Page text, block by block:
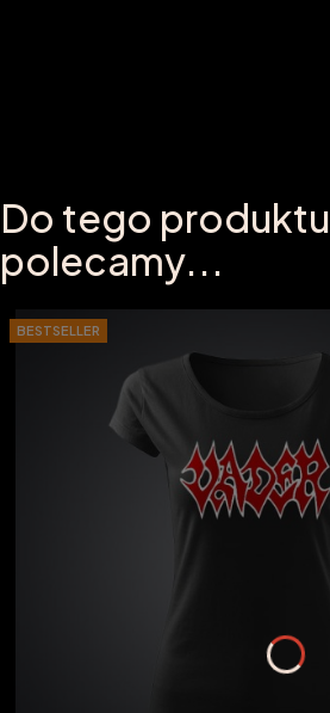
Do tego produktu
polecamy...
BESTSELLER